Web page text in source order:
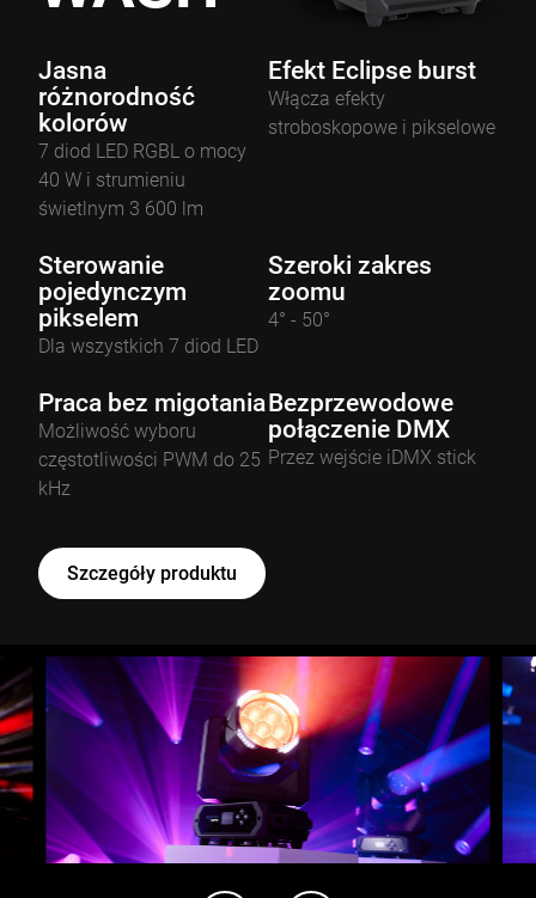
Jasna
różnorodność
kolorów
7 diod LED RGBL o mocy
40 W i strumieniu
świetlnym 3 600 lm
Efekt Eclipse burst
Włącza efekty
stroboskopowe i pikselowe
Sterowanie
pojedynczym
pikselem
Dla wszystkich 7 diod LED
Szeroki zakres
zoomu
4° - 50°
Praca bez migotania
Możliwość wyboru
częstotliwości PWM do 25
kHz
Bezprzewodowe
połączenie DMX
Przez wejście iDMX stick
Szczegóły produktu